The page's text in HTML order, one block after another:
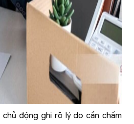
động ghi rõ lý do cần chấm